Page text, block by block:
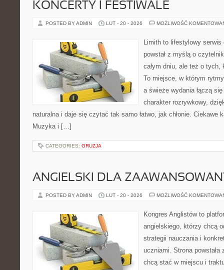
KONCERTY I FESTIWALE
POSTED BY ADMIN LUT - 20 - 2026 MOŻLIWOŚĆ
Limith to lifestylowy
powstał z myślą o
całym dniu, ale też o
To miejsce, w którym
a świeże wydania łączą
charakter rozrywkowy,
naturalna i daje się czytać tak samo łatwo, jak chłonie. Ciekawe
Muzyka i […]
CATEGORIES: GRUZJA
ANGIELSKI DLA
POSTED BY ADMIN LUT - 20 - 2026 MOŻLIWOŚĆ
Kongres Anglistów to
angielskiego, którzy chcą
strategii nauczania i
uczniami. Strona
chcą stać w miejscu i